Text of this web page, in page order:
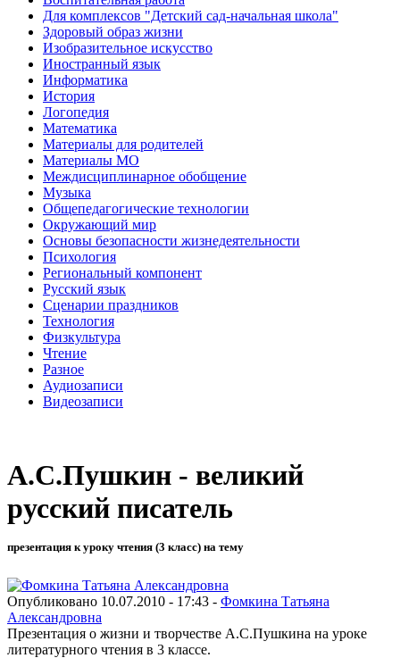
Для комплексов "Детский сад-начальная школа"
Здоровый образ жизни
Изобразительное искусство
Иностранный язык
Информатика
История
Логопедия
Математика
Материалы для родителей
Материалы МО
Междисциплинарное обобщение
Музыка
Общепедагогические технологии
Окружающий мир
Основы безопасности жизнедеятельности
Психология
Региональный компонент
Русский язык
Сценарии праздников
Технология
Физкультура
Чтение
Разное
Аудиозаписи
Видеозаписи
А.С.Пушкин - великий
русский писатель
презентация к уроку чтения (3 класс) на тему
Опубликовано 10.07.2010 - 17:43 - Фомкина Татьяна
Александровна
Презентация о жизни и творчестве А.С.Пушкина на уроке
литературного чтения в 3 классе.